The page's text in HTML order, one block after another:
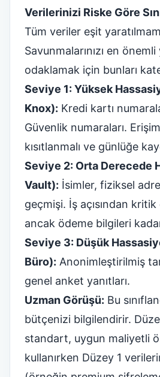
Verilerinizi Riske Göre
Tüm veriler eşit
Savunmalarınızı en
odaklamak için bunları
Seviye 1: Yüksek
Knox): Kredi kartı
Güvenlik numaraları.
kısıtlanmalı ve günlüğe
Seviye 2: Orta Derecede
Vault): İsimler, fiziksel
geçmişi. İş açısından
ancak ödeme bilgileri
Seviye 3: Düşük
Büro): Anonimleştirilmiş
genel anket yanıtları.
Uzman Görüşü: Bu
bütçenizi bilgilendirir.
standart, uygun maliyetli
kullanırken Düzey 1